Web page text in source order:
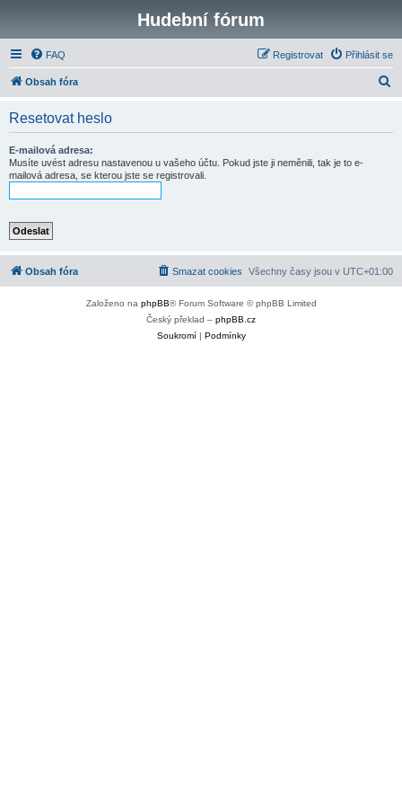
Hudební fórum
FAQ Přihlásit se
Registrovat
Obsah fóra
Resetovat heslo
E-mailová adresa:
Musíte uvést adresu nastavenou u vašeho účtu. Pokud jste ji neměnili, tak je to e-
mailová adresa, se kterou jste se registrovali.
Obsah fóra Všechny časy jsou v UTC+01:00
Smazat cookies
Založeno na phpBB® Forum Software © phpBB Limited
Český překlad – phpBB.cz
Soukromí| Podmínky